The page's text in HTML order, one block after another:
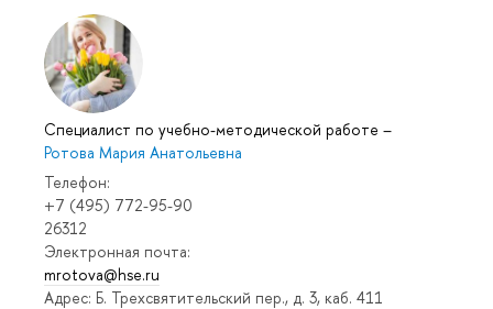
Специалист по учебно-методической работе –
Ротова Мария Анатольевна
Телефон:
+7 (495) 772-95-90
26312
Электронная почта:
mrotova@hse.ru
Адрес: Б. Трехсвятительский пер., д. 3, каб. 411